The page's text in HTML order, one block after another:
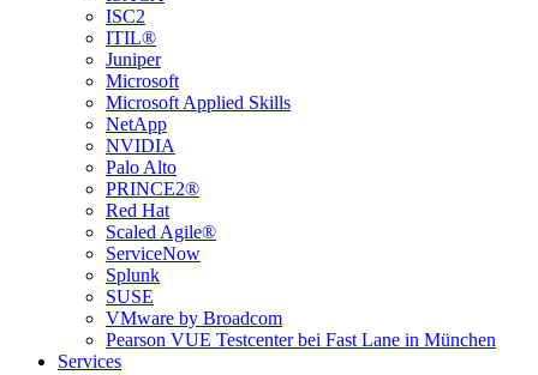
ISC2
ITIL®
Juniper
Microsoft
Microsoft Applied Skills
NetApp
NVIDIA
Palo Alto
PRINCE2®
Red Hat
Scaled Agile®
ServiceNow
Splunk
SUSE
VMware by Broadcom
Pearson VUE Testcenter bei Fast Lane in München
Services